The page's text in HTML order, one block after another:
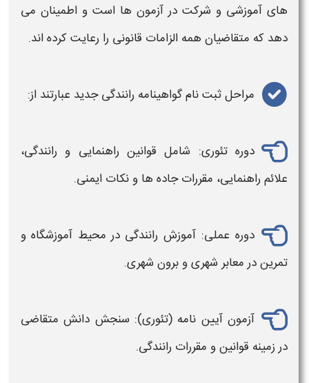
های آموزشی و شرکت در آزمون‌ ها است و اطمینان می‌
دهد که متقاضیان همه الزامات قانونی را رعایت کرده‌ اند.
مراحلثبت نام گواهینامه رانندگیجدید عبارتند از:
دوره تئوری: شامل قوانین راهنمایی و رانندگی،
علائم راهنمایی، مقررات جاده ها و نکات ایمنی.
دوره عملی: آموزش رانندگی در محیط آموزشگاه و
تمرین در معابر شهری و برون‌ شهری.
آزمون آیین‌ نامه (تئوری): سنجش دانش متقاضی
در زمینه قوانین و مقررات رانندگی.